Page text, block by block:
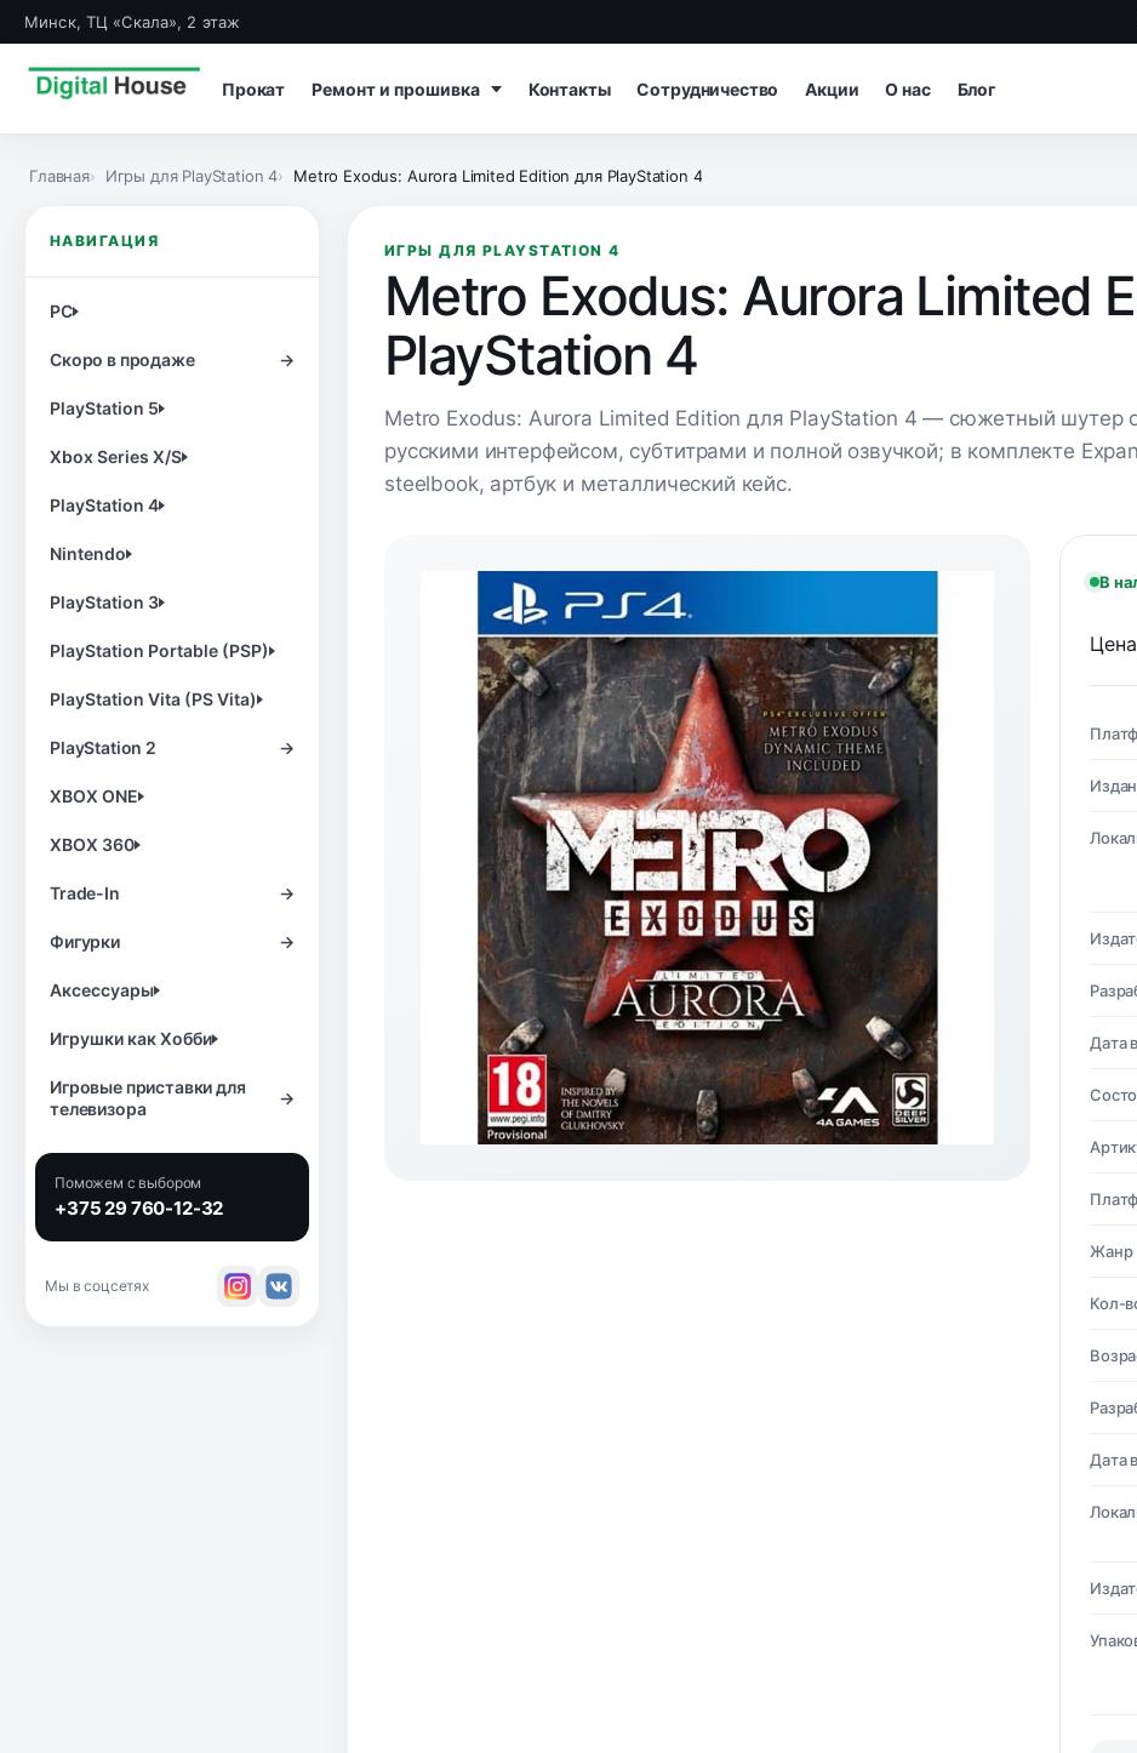
Минск, ТЦ «Скала», 2 этаж
Прокат Ремонт и прошивка Контакты Сотрудничество Акции О нас Блог
Главная Игры для PlayStation 4 Metro Exodus: Aurora Limited Edition для PlayStation 4
НАВИГАЦИЯ
PC
Скоро в продаже →
PlayStation 5
Xbox Series X/S
PlayStation 4
Nintendo
PlayStation 3
PlayStation Portable (PSP)
PlayStation Vita (PS Vita)
PlayStation 2 →
XBOX ONE
XBOX 360
Trade-In →
Фигурки →
Аксессуары
Игрушки как Хобби
Игровые приставки для
телевизора
→
Поможем с выбором
+375 29 760-12-32
Мы в соцсетях
ИГРЫ ДЛЯ PLAYSTATION 4
Metro Exodus: Aurora Limited
PlayStation 4
Metro Exodus: Aurora Limited Edition для PlayStation 4 — сюжетный шутер
русскими интерфейсом, субтитрами и полной озвучкой; в комплекте
steelbook, артбук и металлический кейс.
В
Цена
Дата
Жанр
Кол-
Дата